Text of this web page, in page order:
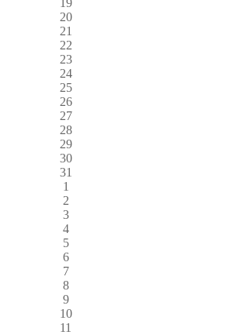
20
21
22
23
24
25
26
27
28
29
30
31
1
2
3
4
5
6
7
8
9
10
11